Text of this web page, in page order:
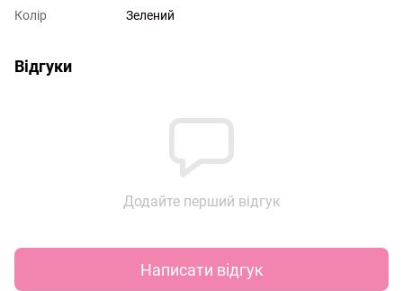
Колір
Зелений
Відгуки
Додайте перший відгук
Написати відгук